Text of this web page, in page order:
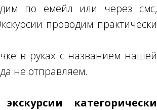
по емейл или через смс,
проводим практически
в руках с названием нашей
не отправляем.
категорически